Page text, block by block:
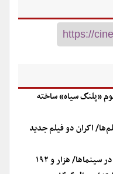
«پلنگ سیاه» ساخته
اکران دو فیلم جدید
رقابت کمدی‌ها با یک انیمیشن در سینماها/ هزار و ۱۹۲